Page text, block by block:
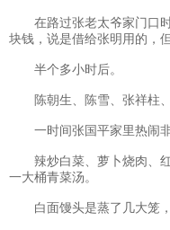
在路过张老太爷家门口时
块钱，说是借给张明用的，
半个多小时后。
陈朝生、陈雪、张祥柱、
一时间张国平家里热闹非
辣炒白菜、萝卜烧肉、红
一大桶青菜汤。
白面馒头是蒸了几大笼，